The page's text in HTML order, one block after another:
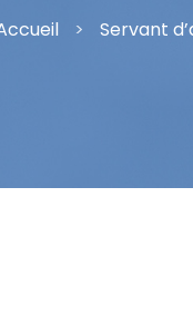
> Servant